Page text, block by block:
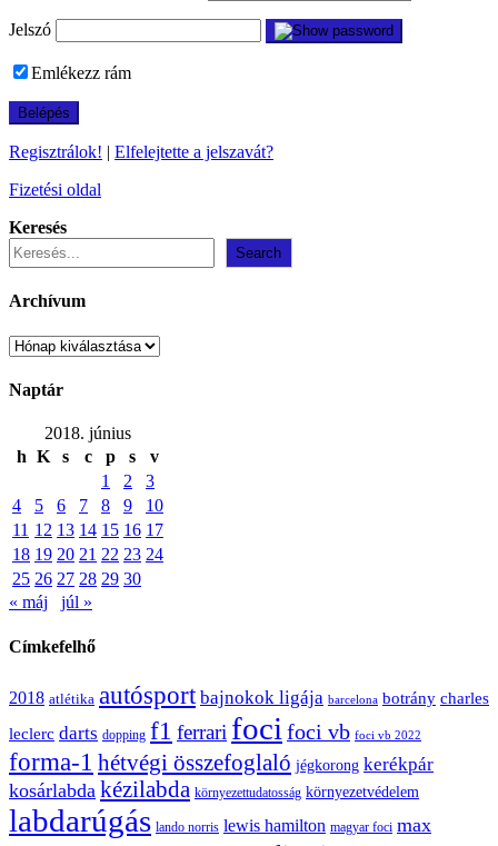
Jelszó
Emlékezz rám
Regisztrálok! | Elfelejtette a jelszavát?
Fizetési oldal
Keresés
Search
Archívum
Archívum
Naptár
2018. június
h K s c p s
v
1
2
3
4
5 6 7 8 9
10
11 12 13 14 15 16 17
18 19 20 21 22 23 24
25 26 27 28 29 30
« máj
júl »
Címkefelhő
2018 atlétika autósport bajnokok ligája barcelona botrány charles
leclerc darts dopping f1 ferrari foci foci vb foci vb 2022
forma-1 hétvégi összefoglaló jégkorong kerékpár
kosárlabda kézilabda környezettudatosság környezetvédelem
labdarúgás lando norris lewis hamilton magyar foci max